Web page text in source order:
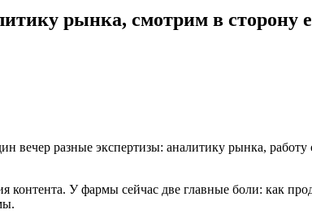
рынка, смотрим в сторону
разные экспертизы: аналитику рынка, работу
У фармы сейчас две главные боли: как